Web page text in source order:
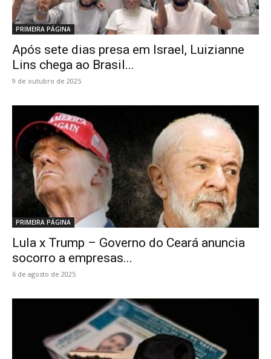
PRIMEIRA PÁGINA
Após sete dias presa em Israel, Luizianne
Lins chega ao Brasil...
9 de outubro de 2025
PRIMEIRA PÁGINA
Lula x Trump – Governo do Ceará anuncia
socorro a empresas...
6 de agosto de 2025